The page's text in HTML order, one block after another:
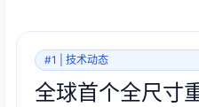
#1 | 技术动态
全球首个全尺寸